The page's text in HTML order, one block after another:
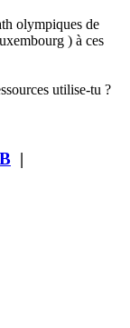
olympiques de
) à ces
utilise-tu ?
|